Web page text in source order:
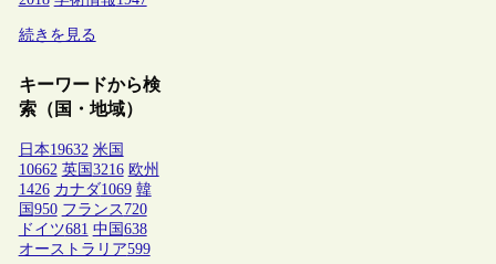
続きを見る
キーワードから検
索（国・地域）
日本19632 米国
10662 英国3216 欧州
1426 カナダ1069 韓
国950 フランス 720
ドイツ681 中国638
オーストラリア599